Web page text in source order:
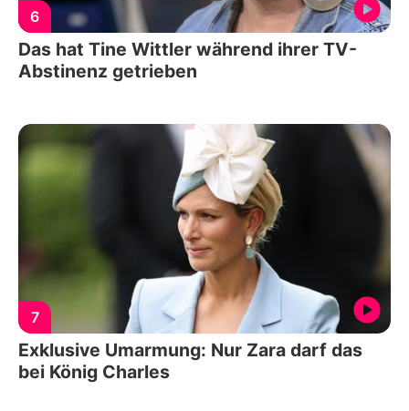
6
Das hat Tine Wittler während ihrer TV-
Abstinenz getrieben
7
Exklusive Umarmung: Nur Zara darf das
bei König Charles